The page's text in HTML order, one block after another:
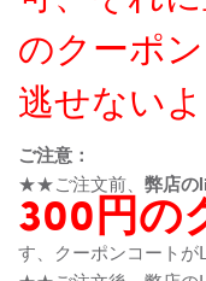
のクーポ
逃せない
ご注意：
★★ご注文前、 弊店の
300円の
す、クーポンコートが